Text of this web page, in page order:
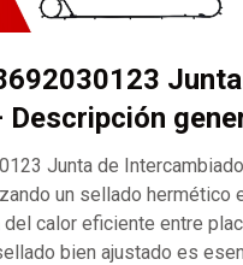
Descripción
Junta de
un sellado hermético
calor eficiente entre
bien ajustado es